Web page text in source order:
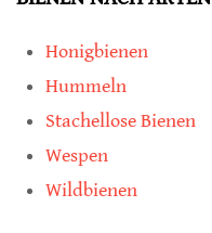
Honigbienen
Hummeln
Stachellose Bienen
Wespen
Wildbienen